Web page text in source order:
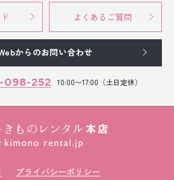
よくあるご質問
からのお問い合わせ
098-252 10:00〜17:00（土日定休）
プライバシーポリシー